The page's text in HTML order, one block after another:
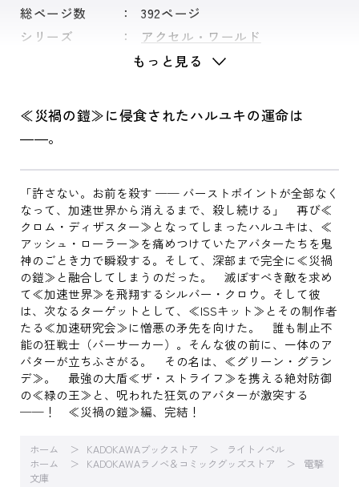
総ページ数
392ページ
シリーズ
アクセル・ワールド
もっと見る
≪災禍の鎧≫に侵食されたハルユキの運命は
――。
「許さない。お前を殺す ── バーストポイントが全部なく
なって、加速世界から消えるまで、殺し続ける」 再び≪
クロム・ディザスター≫となってしまったハルユキは、≪
アッシュ・ローラー≫を痛めつけていたアバターたちを鬼
神のごとき力で瞬殺する。そして、深部まで完全に≪災禍
の鎧≫と融合してしまうのだった。 滅ぼすべき敵を求め
て≪加速世界≫を飛翔するシルバー・クロウ。そして彼
は、次なるターゲットとして、≪ISSキット≫とその制作者
たる≪加速研究会≫に憎悪の矛先を向けた。 誰も制止不
能の狂戦士（バーサーカー）。そんな彼の前に、一体のア
バターが立ちふさがる。 その名は、≪グリーン・グラン
デ≫。 最強の大盾≪ザ・ストライフ≫を携える絶対防御
の≪緑の王≫と、呪われた狂気のアバターが激突する
──！ ≪災禍の鎧≫編、完結！
ホーム KADOKAWAブックストア
ライトノベル
ホーム
KADOKAWAラノベ＆コミックグッズストア
電撃
文庫